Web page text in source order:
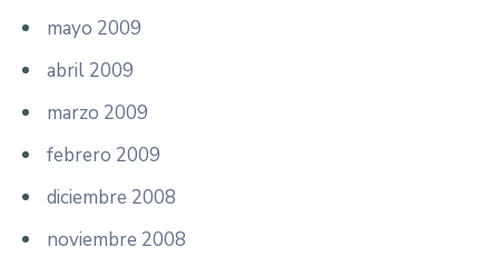
mayo 2009
abril 2009
marzo 2009
febrero 2009
diciembre 2008
noviembre 2008